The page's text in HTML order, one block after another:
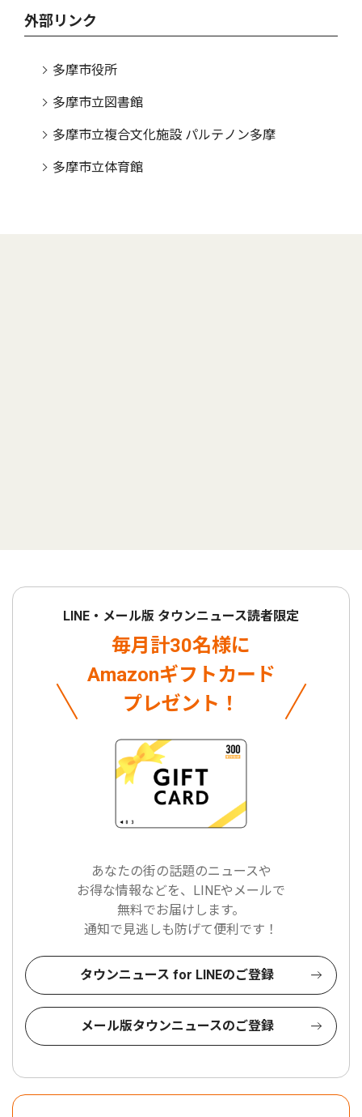
外部リンク
多摩市役所
多摩市立図書館
多摩市立複合文化施設 パルテノン多摩
多摩市立体育館
LINE・メール版 タウンニュース読者限定
毎月計30名様に
Amazonギフトカード
プレゼント！
あなたの街の話題のニュースや
お得な情報などを、LINEやメールで
無料でお届けします。
通知で見逃しも防げて便利です！
タウンニュース for LINEのご登録
メール版タウンニュースのご登録